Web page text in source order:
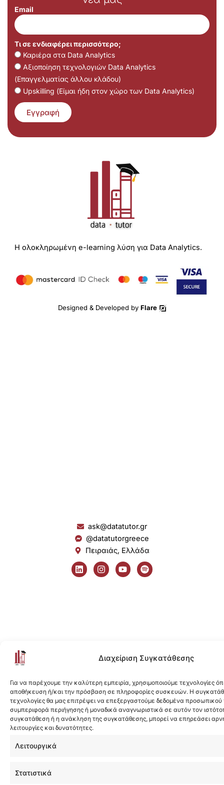
Διαχείριση Συγκατάθεσης
Για να παρέχουμε την καλύτερη εμπειρία, χρησιμοποιούμε τεχνολογίες
αποθήκευση ή/και την πρόσβαση σε πληροφορίες συσκευών. Η
τεχνολογίες θα μας επιτρέψει να επεξεργαστούμε δεδομένα
συμπεριφορά περιήγησης ή μοναδικά αναγνωριστικά σε αυτόν τον
συγκατάθεση ή η ανάκληση της συγκατάθεσης, μπορεί να επηρεάσει
λειτουργίες και δυνατότητες.
Λειτουργικά
Στατιστικά
Email
Τι σε ενδιαφέρει περισσότερο;
Καριέρα στα Data Analytics
Αξιοποίηση τεχνολογιών Data Analytics
(Επαγγελματίας άλλου κλάδου)
Upskilling (Είμαι ήδη στον χώρο των Data Analytics)
Εγγραφή
Η ολοκληρωμένη e-learning λύση για Data Analytics.
Designed & Developed by Flare
ask@datatutor.gr
@datatutorgreece
Πειραιάς, Ελλάδα
L
i
n
I
n
s
Y
o
u
S
p
o